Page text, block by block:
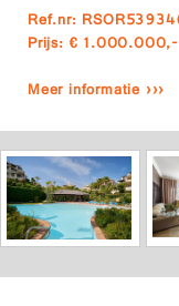
Ref.nr:
Prijs: € 1.000.000,-
Meer informatie ›››